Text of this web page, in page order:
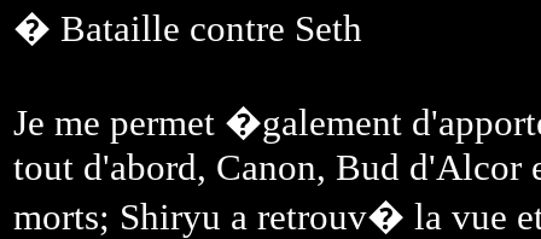
� Bataille contre Seth
Je me permet �galement
tout d'abord, Canon, Bud d'Alcor
morts; Shiryu a retrouv� la vue